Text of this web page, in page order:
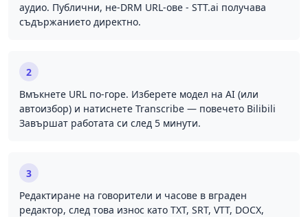
аудио. Публични, не-DRM URL-ове - STT.ai получава
съдържанието директно.
2
Вмъкнете URL по-горе. Изберете модел на AI (или
автоизбор) и натиснете Transcribe — повечето Bilibili
Завършат работата си след 5 минути.
3
Редактиране на говорители и часове в вграден
редактор, след това износ като TXT, SRT, VTT, DOCX,